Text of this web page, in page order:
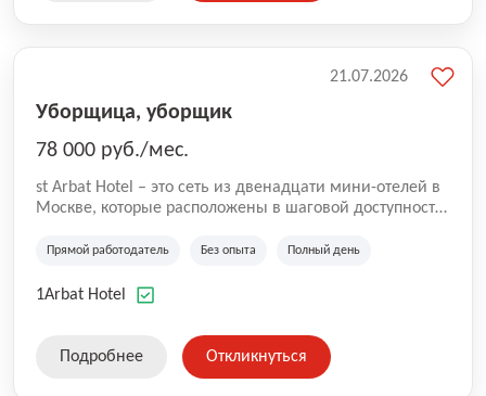
Уборщица, уборщик
78 000 руб./мес.
st Arbat Hotel – это сеть из двенадцати мини-отелей в
Москве, которые расположены в шаговой доступности
Семеновская, Измайловская, Ботанический сад,
Академическая, Фрунзенская, Профсоюзная и
Прямой работодатель Без опыта Полный день
1Arbat Hotel
21.07.2026
Подробнее Откликнуться